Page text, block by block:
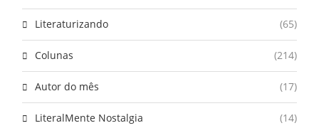
Literaturizando (65)
Colunas (214)
Autor do mês (17)
LiteralMente Nostalgia (14)